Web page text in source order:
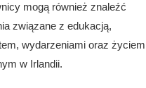
mogą również znaleźć
związane z edukacją,
wydarzeniami oraz życiem
w Irlandii.